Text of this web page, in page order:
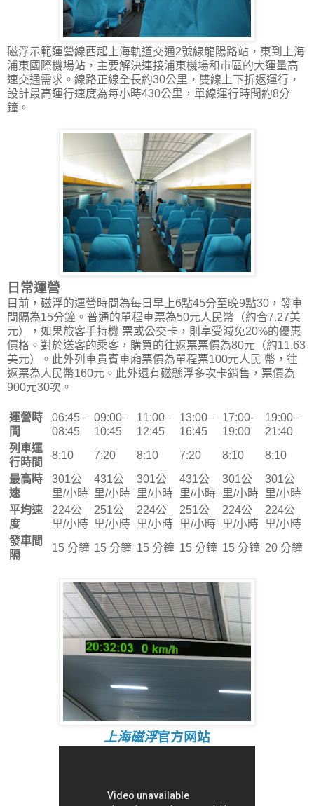
磁浮示範運營線西起上海軌道交通2號線龍陽路站，東到上海
浦東國際機場站，主要解決連接浦東機場和市區的大運量高
速交通需求。線路正線全長約30公里，雙線上下折返運行，
設計最高運行速度為每小時430公里，單線運行時間約8分
鐘。
日常運營
目前，磁浮的運營時間為每日早上6點45分至晚9點30，發車
間隔為15分鐘。普通的單程車票為50元人民幣（約合7.27美
元），如果旅客手持機 票或公交卡，則享受減免20%的優惠
價格。對於送客的乘客，購買的往返票票價為80元（約11.63
美元）。此外列車貴賓車廂票價為單程票100元人民 幣，往
返票為人民幣160元。此外還有磁懸浮多次卡銷售，票價為
900元30次。
運營時
間
06:45–
08:45
09:00–
10:45
11:00–
12:45
13:00–
16:45
17:00-
19:00
19:00–
21:40
列車運
行時間
8:10 7:20 8:10 7:20 8:10
8:10
最高時
速
301公
里/小時
431公
里/小時
301公
里/小時
431公
里/小時
301公
里/小時
301公
里/小時
平均速
度
224公
里/小時
251公
里/小時
224公
里/小時
251公
里/小時
224公
里/小時
224公
里/小時
發車間
隔
15 分鐘 15 分鐘 15 分鐘 15 分鐘 15 分鐘 20 分鐘
上海磁浮官方网站